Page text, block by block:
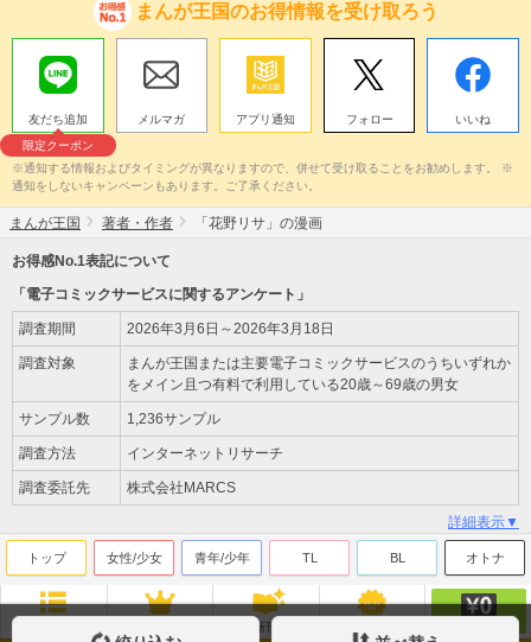
まんが王国のお得情報を受け取ろう
友だち追加
限定クーポン
メルマガ アプリ通知 フォロー いいね
※通知する情報およびタイミングが異なりますので、併せて受け取ることをお勧めします。 ※
通知をしないキャンペーンもあります。ご了承ください。
まんが王国 著者・作者 「花野リサ」の漫画
お得感No.1表記について
「電子コミックサービスに関するアンケート」
調査期間 2026年3月6日～2026年3月18日
調査対象
まんが王国または主要電子コミックサービスのうちいずれか
をメイン且つ有料で利用している20歳～69歳の男女
サンプル数 1,236サンプル
調査方法 インターネットリサーチ
調査委託先 株式会社MARCS
詳細表示▼
トップ 女性/少女 青年/少年 TL BL オトナ
新刊